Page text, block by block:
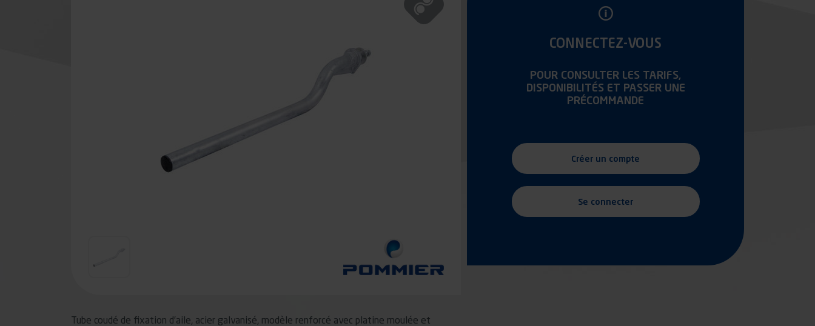
Tube coudé de fixation d’aile, acier galvanisé, modèle renforcé avec platine moulée et
CONNECTEZ-VOUS
POUR CONSULTER LES TARIFS,
DISPONIBILITÉS ET PASSER UNE
PRÉCOMMANDE
Créer un compte
Se connecter